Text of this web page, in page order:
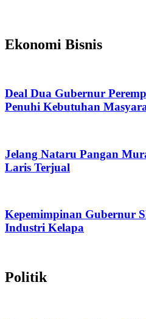
Ekonomi Bisnis
Deal Dua Gubernur
Penuhi Kebutuhan
Jelang Nataru Pangan
Laris Terjual
Kepemimpinan Gubernur
Industri Kelapa
Politik